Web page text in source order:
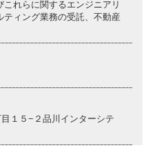
れらに関するエンジニアリ
ティング業務の受託、不動産
１５−２品川インターシテ